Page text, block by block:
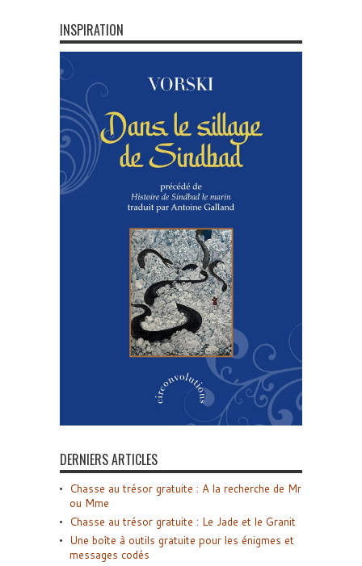
INSPIRATION
DERNIERS ARTICLES
Chasse au trésor gratuite : A la recherche de Mr
ou Mme
Chasse au trésor gratuite : Le Jade et le Granit
Une boîte à outils gratuite pour les énigmes et
messages codés